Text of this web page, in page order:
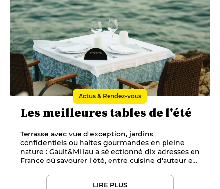
Actus & Rendez-vous
Les meilleures tables de l'été
Terrasse avec vue d'exception, jardins
confidentiels ou haltes gourmandes en pleine
nature : Gault&Millau a sélectionné dix adresses en
France où savourer l'été, entre cuisine d'auteur et
LIRE PLUS